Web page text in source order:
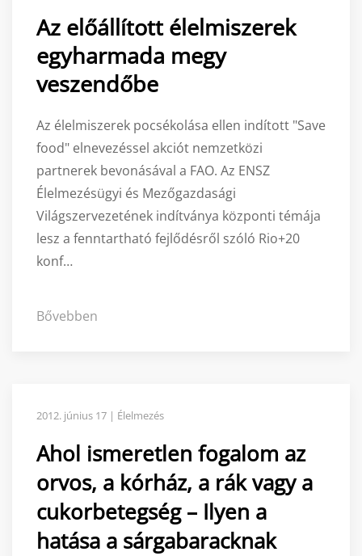
Az előállított élelmiszerek
egyharmada megy
veszendőbe
Az élelmiszerek pocsékolása ellen indított "Save
food" elnevezéssel akciót nemzetközi
partnerek bevonásával a FAO. Az ENSZ
Élelmezésügyi és Mezőgazdasági
Világszervezetének indítványa központi témája
lesz a fenntartható fejlődésről szóló Rio+20
konf…
Bővebben
2012. június 17 | Élelmezés
Ahol ismeretlen fogalom az
orvos, a kórház, a rák vagy a
cukorbetegség – Ilyen a
hatása a sárgabaracknak